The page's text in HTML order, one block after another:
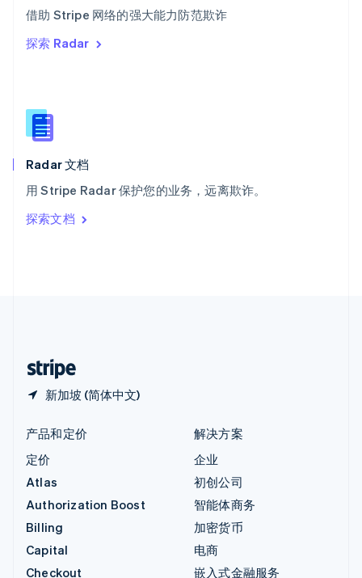
借助 Stripe 网络的强大能力防范欺诈
探索 Radar
Radar 文档
用 Stripe Radar 保护您的业务，远离欺诈。
探索文档
新加坡 (简体中文)
希腊
English
西班牙
新西兰
English
匈牙利
English
ItalianoEnglish
印度
English
产品和定价
定价
Atlas
Authorization Boost
Billing
Capital
Checkout
解决方案
企业
初创公司
智能体商务
加密货币
电商
嵌入式金融服务